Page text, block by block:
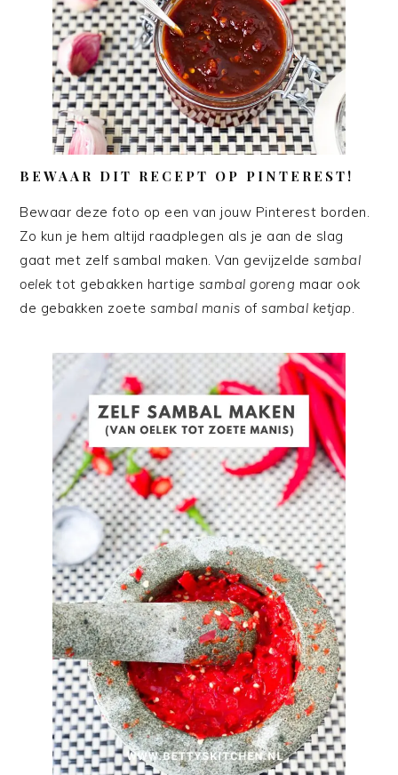
BEWAAR DIT RECEPT OP PINTEREST!
Bewaar deze foto op een van jouw Pinterest borden.
Zo kun je hem altijd raadplegen als je aan de slag
gaat met zelf sambal maken. Van gevijzeldesambal
oelek tot gebakken hartige sambal goreng maar ook
de gebakken zoete sambal manis ofsambal ketjap.